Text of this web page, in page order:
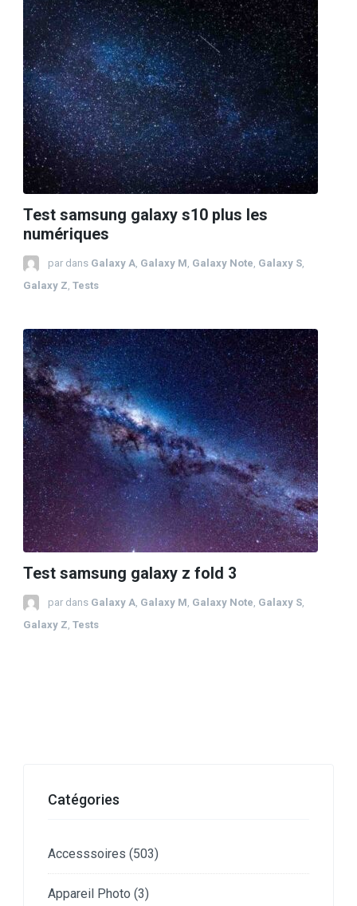
Test samsung galaxy s10 plus les
numériques
par dans Galaxy A Galaxy M Galaxy Note Galaxy S
Galaxy Z Tests
Test samsung galaxy z fold 3
par dans Galaxy A Galaxy M Galaxy Note Galaxy S
Galaxy Z Tests
Catégories
Accesssoires (503)
Appareil Photo (3)